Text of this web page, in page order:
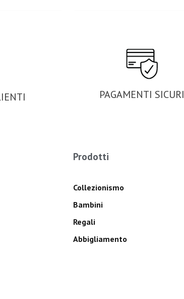
PAGAMENTI SICURI
Prodotti
Collezionismo
Bambini
Regali
Abbigliamento